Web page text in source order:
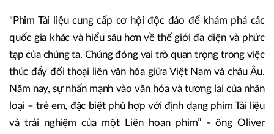
“Phim Tài liệu cung cấp cơ hội độc đáo để khám phá các
quốc gia khác và hiểu sâu hơn về thế giới đa diện và phức
tạp của chúng ta. Chúng đóng vai trò quan trọng trong việc
thúc đẩy đối thoại liên văn hóa giữa Việt Nam và châu Âu.
Năm nay, sự nhấn mạnh vào văn hóa và tương lai của nhân
loại – trẻ em, đặc biệt phù hợp với định dạng phim Tài liệu
và trải nghiệm của một Liên hoan phim” - ông Oliver